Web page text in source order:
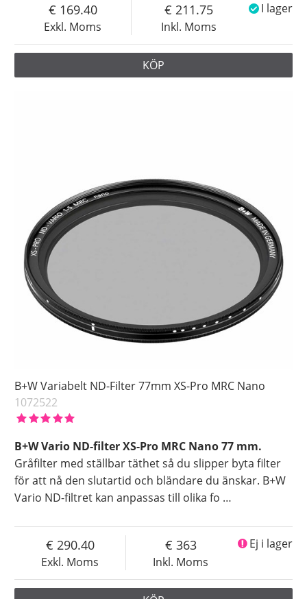
Exkl. Moms
169.40
Inkl. Moms
211.75 I lager
KÖP
B+W Variabelt ND-Filter 77mm XS-Pro MRC Nano
1072522
B+W Vario ND-filter XS-Pro MRC Nano 77 mm.
Gråfilter med ställbar täthet så du slipper byta filter
för att nå den slutartid och bländare du änskar. B+W
Vario ND-filtret kan anpassas till olika fo …
Exkl. Moms
290.40
Inkl. Moms
363 Ej i lager